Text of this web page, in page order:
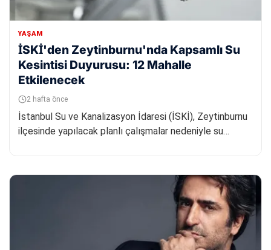
YAŞAM
İSKİ'den Zeytinburnu'nda Kapsamlı Su
Kesintisi Duyurusu: 12 Mahalle
Etkilenecek
2 hafta önce
İstanbul Su ve Kanalizasyon İdaresi (İSKİ), Zeytinburnu
ilçesinde yapılacak planlı çalışmalar nedeniyle su